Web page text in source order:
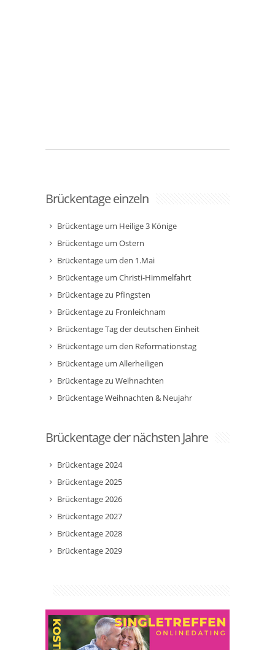
Brückentage einzeln
Brückentage um Heilige 3 Könige
Brückentage um Ostern
Brückentage um den 1.Mai
Brückentage um Christi-Himmelfahrt
Brückentage zu Pfingsten
Brückentage zu Fronleichnam
Brückentage Tag der deutschen Einheit
Brückentage um den Reformationstag
Brückentage um Allerheiligen
Brückentage zu Weihnachten
Brückentage Weihnachten & Neujahr
Brückentage der nächsten Jahre
Brückentage 2024
Brückentage 2025
Brückentage 2026
Brückentage 2027
Brückentage 2028
Brückentage 2029